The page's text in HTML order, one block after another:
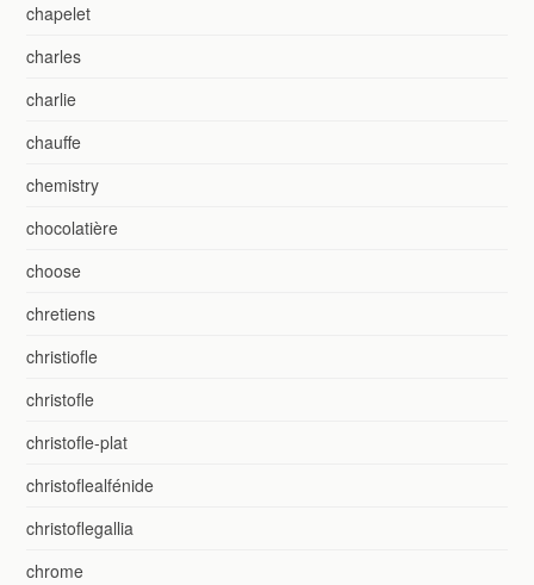
chapelet
charles
charlie
chauffe
chemistry
chocolatière
choose
chretiens
christiofle
christofle
christofle-plat
christoflealfénide
christoflegallia
chrome